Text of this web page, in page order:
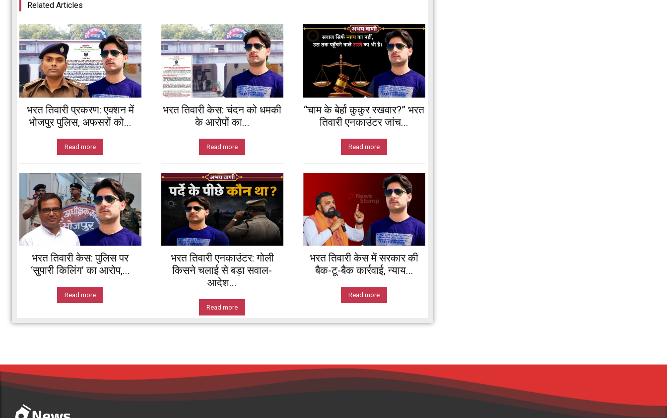
Related Articles
भरत तिवारी प्रकरण: एक्शन में
भोजपुर पुलिस, अफसरों को...
Read more
भरत तिवारी केस: चंदन को धमकी
के आरोपों का...
Read more
“चाम के बेर्हा कुकुर रखवार?” भरत
तिवारी एनकाउंटर जांच...
Read more
भरत तिवारी केस: पुलिस पर
‘सुपारी किलिंग’ का आरोप,...
Read more
भरत तिवारी एनकाउंटर: गोली
किसने चलाई से बड़ा सवाल-
आदेश...
Read more
भरत तिवारी केस में सरकार की
बैक-टू-बैक कार्रवाई, न्याय...
Read more